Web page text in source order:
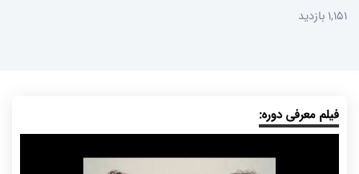
1,151 بازدید
فیلم معرفی دوره: